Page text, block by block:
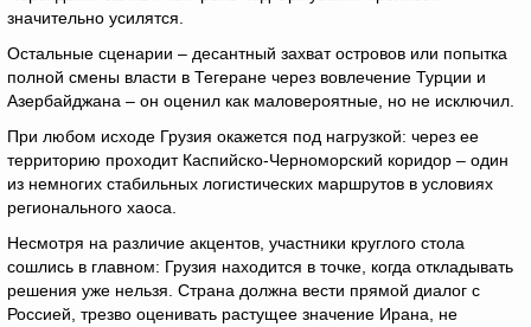
значительно усилятся.
Остальные сценарии – десантный захват островов или попытка
полной смены власти в Тегеране через вовлечение Турции и
Азербайджана – он оценил как маловероятные, но не исключил.
При любом исходе Грузия окажется под нагрузкой: через ее
территорию проходит Каспийско-Черноморский коридор – один
из немногих стабильных логистических маршрутов в условиях
регионального хаоса.
Несмотря на различие акцентов, участники круглого стола
сошлись в главном: Грузия находится в точке, когда откладывать
решения уже нельзя. Страна должна вести прямой диалог с
Россией, трезво оценивать растущее значение Ирана, не